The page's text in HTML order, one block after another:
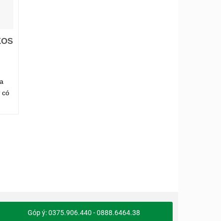
có
Góp ý: 0375.906.440 - 0888.6464.38